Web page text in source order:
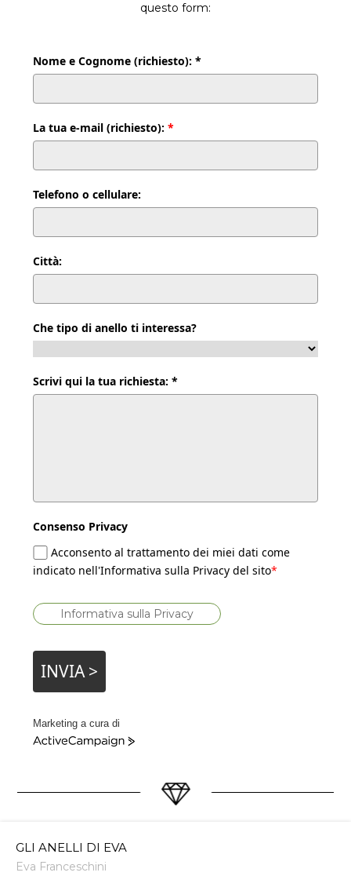
questo form:
Nome e Cognome (richiesto): *
La tua e-mail (richiesto):*
Telefono o cellulare:
Città:
Che tipo di anello ti interessa?
Scrivi qui la tua richiesta: *
Consenso Privacy
Acconsento al trattamento dei miei dati come
indicato nell'Informativa sulla Privacy del sito*
Informativa sulla Privacy
INVIA >
Marketing a cura di
ActiveCampaign
GLI ANELLI DI EVA
Eva Franceschini